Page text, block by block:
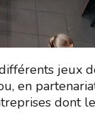
jeux
en
dont